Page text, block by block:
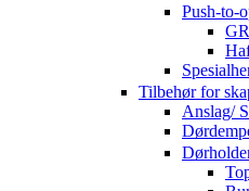
Push-to-
Tilbehør for
Anslag/